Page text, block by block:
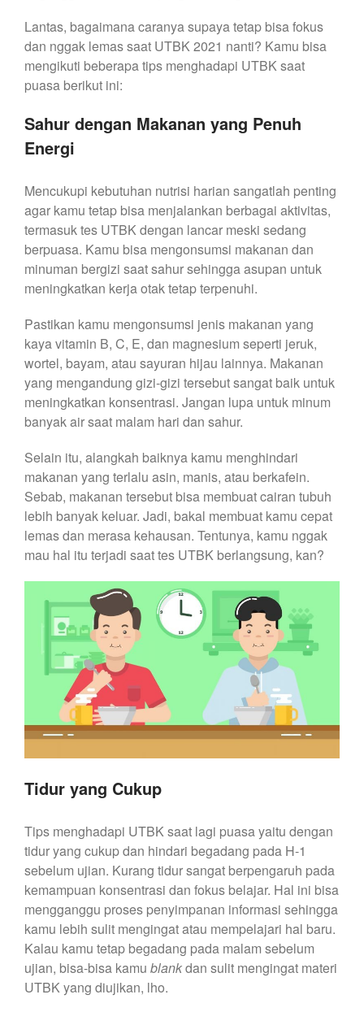
Lantas, bagaimana caranya supaya tetap bisa fokus
dan nggak lemas saat UTBK 2021 nanti? Kamu bisa
mengikuti beberapa tips menghadapi UTBK saat
puasa berikut ini:
Sahur dengan Makanan yang Penuh
Energi
Mencukupi kebutuhan nutrisi harian sangatlah penting
agar kamu tetap bisa menjalankan berbagai aktivitas,
termasuk tes UTBK dengan lancar meski sedang
berpuasa. Kamu bisa mengonsumsi makanan dan
minuman bergizi saat sahur sehingga asupan untuk
meningkatkan kerja otak tetap terpenuhi.
Pastikan kamu mengonsumsi jenis makanan yang
kaya vitamin B, C, E, dan magnesium seperti jeruk,
wortel, bayam, atau sayuran hijau lainnya. Makanan
yang mengandung gizi-gizi tersebut sangat baik untuk
meningkatkan konsentrasi. Jangan lupa untuk minum
banyak air saat malam hari dan sahur.
Selain itu, alangkah baiknya kamu menghindari
makanan yang terlalu asin, manis, atau berkafein.
Sebab, makanan tersebut bisa membuat cairan tubuh
lebih banyak keluar. Jadi, bakal membuat kamu cepat
lemas dan merasa kehausan. Tentunya, kamu nggak
mau hal itu terjadi saat tes UTBK berlangsung, kan?
Tidur yang Cukup
Tips menghadapi UTBK saat lagi puasa yaitu dengan
tidur yang cukup dan hindari begadang pada H-1
sebelum ujian. Kurang tidur sangat berpengaruh pada
kemampuan konsentrasi dan fokus belajar. Hal ini bisa
mengganggu proses penyimpanan informasi sehingga
kamu lebih sulit mengingat atau mempelajari hal baru.
Kalau kamu tetap begadang pada malam sebelum
ujian, bisa-bisa kamu blankdan sulit mengingat materi
UTBK yang diujikan, lho.